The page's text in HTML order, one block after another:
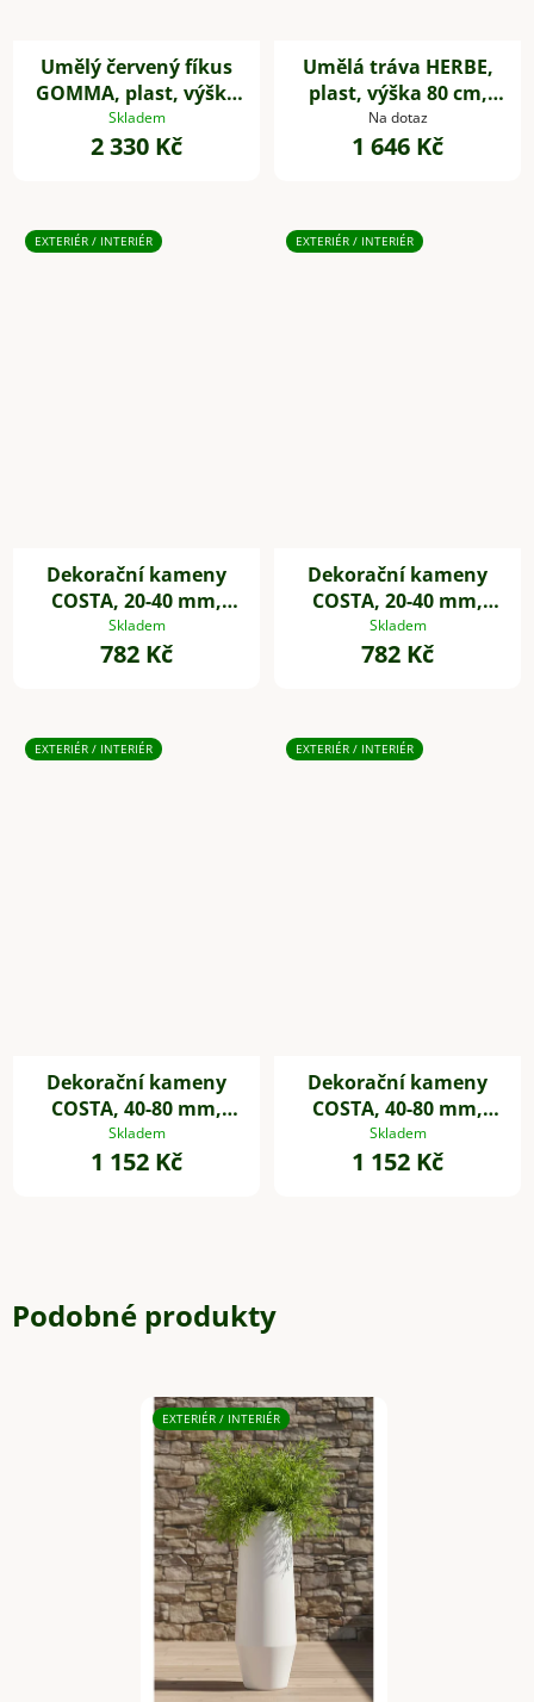
Umělý červený fíkus
GOMMA, plast, výška
90 cm, zeleno-červená
Skladem
2 330 Kč
Umělá tráva HERBE,
plast, výška 80 cm,
zelená
Na dotaz
1 646 Kč
EXTERIÉR / INTERIÉR
Dekorační kameny
COSTA, 20-40 mm,
plast, černá
Skladem
782 Kč
EXTERIÉR / INTERIÉR
Dekorační kameny
COSTA, 20-40 mm,
plast, šedá
Skladem
782 Kč
EXTERIÉR / INTERIÉR
Dekorační kameny
COSTA, 40-80 mm,
plast, černá
Skladem
1 152 Kč
EXTERIÉR / INTERIÉR
Dekorační kameny
COSTA, 40-80 mm,
plast, bílá
Skladem
1 152 Kč
Podobné produkty
EXTERIÉR / INTERIÉR